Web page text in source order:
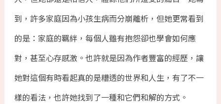
到，許多家庭因為小孩生病而分崩離析，但她更常看到
的是：家庭的羈絆，每個人雖有抱怨卻也學會如何應
對，甚至心存感激。也許就是因為作者豐富的經歷，讓
她對這個有時看起真的是糟透的世界和人生，有了不一
樣的看法，也許她找到了一種和它們和解的方式。